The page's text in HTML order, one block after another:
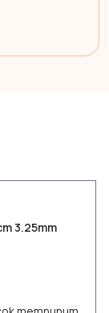
3.25mm